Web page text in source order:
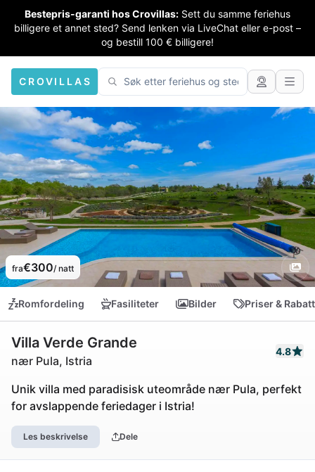
Bestepris-garanti hos Crovillas: Sett du samme feriehus
billigere et annet sted? Send lenken via LiveChat eller e-post –
og bestill 100 € billigere!
CROVILLAS
fra€300/ natt
Romfordeling Fasiliteter Bilder Priser &
Villa Verde Grande
nær Pula, Istria
4.8
Unik villa med paradisisk uteområde nær Pula, perfekt
for avslappende feriedager i Istria!
Les beskrivelse Dele